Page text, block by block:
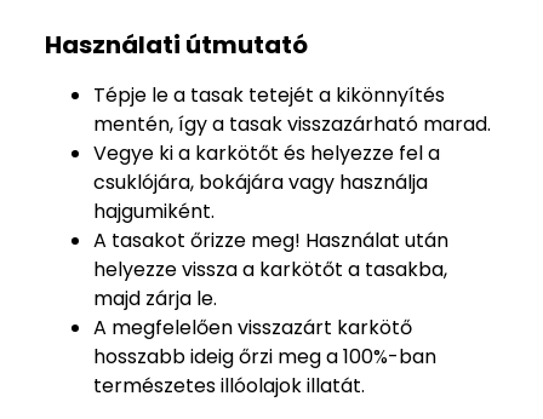
Használati útmutató
Tépje le a tasak tetejét a kikönnyítés
mentén, így a tasak visszazárható marad.
Vegye ki a karkötőt és helyezze fel a
csuklójára, bokájára vagy használja
hajgumiként.
A tasakot őrizze meg! Használat után
helyezze vissza a karkötőt a tasakba,
majd zárja le.
A megfelelően visszazárt karkötő
hosszabb ideig őrzi meg a 100%-ban
természetes illóolajok illatát.